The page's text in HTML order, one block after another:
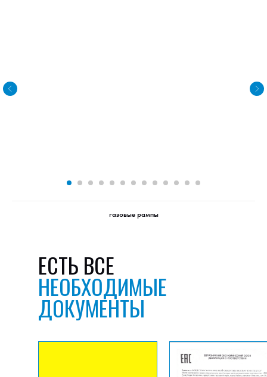
газовые рампы
ЕСТЬ ВСЕ
НЕОБХОДИМЫЕ
ДОКУМЕНТЫ